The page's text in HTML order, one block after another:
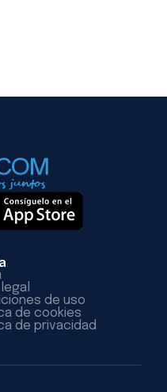
de uso
de cookies
de privacidad